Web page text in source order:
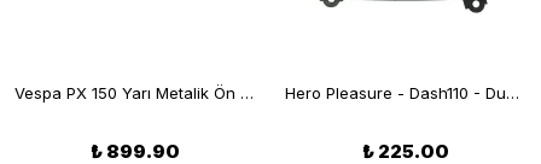
Vespa PX 150 Yarı Metalik Ön Fren Balatası (07/12) Braking 808SM1
₺ 899.90
Hero Pleasure - Dash110 - Duet Hava Filtresi
₺ 225.00